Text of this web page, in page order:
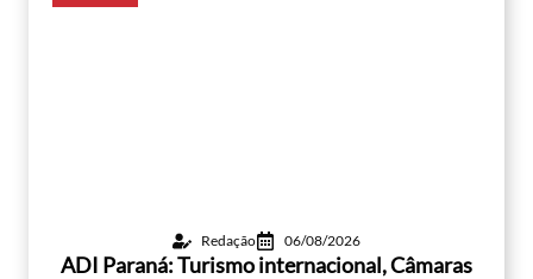
Redação 06/08/2026
ADI Paraná: Turismo internacional, Câmaras